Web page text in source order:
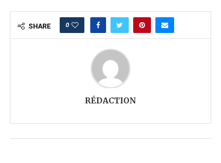
SHARE 0
RÉDACTION